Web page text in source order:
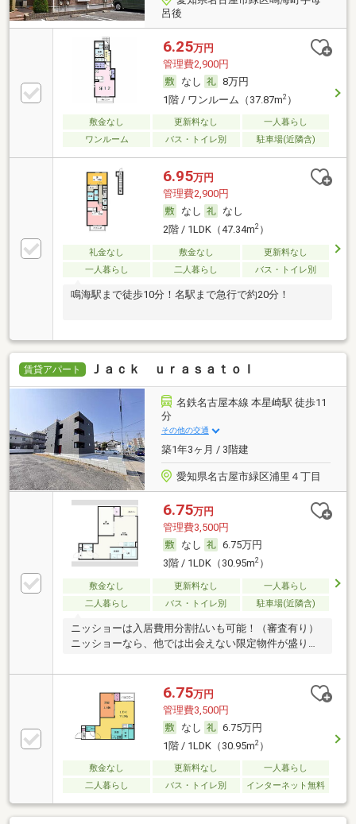
呂後
6.25万円
管理費2,900円
なし
8万円
1階 / ワンルーム（37.87m2）
敷金なし 更新料なし
一人暮らし
ワンルーム
バス・トイレ別 駐車場(近隣含)
6.95万円
管理費2,900円
なし
なし
2階 / 1LDK（47.34m2）
礼金なし 敷金なし
更新料なし
一人暮らし
二人暮らし バス・トイレ別
鳴海駅まで徒歩10分！名駅まで急行で約20分！
賃貸アパート Ｊａｃｋ ｕｒａｓａｔｏＩ
名鉄名古屋本線 本星崎駅 徒歩11
分
その他の交通
築1年3ヶ月 / 3階建
愛知県名古屋市緑区浦里４丁目
6.75万円
管理費3,500円
なし
6.75万円
3階 / 1LDK（30.95m2）
敷金なし 更新料なし
一人暮らし
二人暮らし
バス・トイレ別 駐車場(近隣含)
ニッショーは入居費用分割払いも可能！（審査有り）
ニッショーなら、他では出会えない限定物件が盛りだ
6.75万円
管理費3,500円
なし
6.75万円
1階 / 1LDK（30.95m2）
敷金なし 更新料なし
一人暮らし
二人暮らし
バス・トイレ別 インターネット無料